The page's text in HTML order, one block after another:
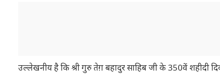
उल्लेखनीय है कि श्री गुरु तेग़ बहादुर साहिब जी के 350वें शहीदी